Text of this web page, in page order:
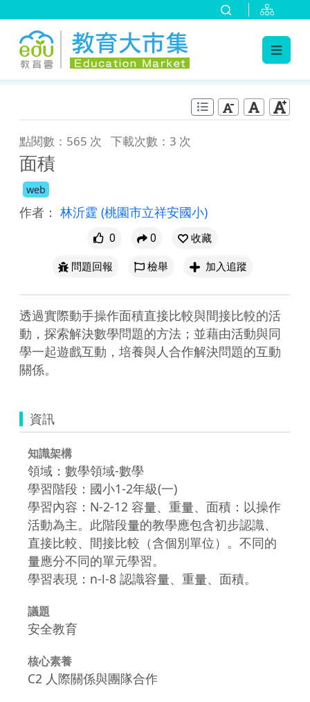
點閱數：565 次 下載次數：3 次
面積
web
作者： 林沂霆 (桃園市立祥安國小)
0 0
收藏
問題回報
檢舉 加入追蹤
透過實際動手操作面積直接比較與間接比較的活
動，探索解決數學問題的方法；並藉由活動與同
學一起遊戲互動，培養與人合作解決問題的互動
關係。
資訊
知識架構
領域：數學領域-數學
學習階段：國小1-2年級(一)
學習內容：N-2-12 容量、重量、面積：以操作
活動為主。此階段量的教學應包含初步認識、
直接比較、間接比較（含個別單位）。不同的
量應分不同的單元學習。
學習表現：n-Ⅰ-8 認識容量、重量、面積。
議題
安全教育
核心素養
C2 人際關係與團隊合作